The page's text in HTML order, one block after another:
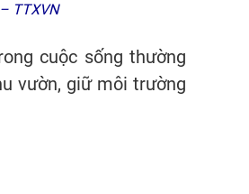
TTXVN
cuộc sống thường
vườn, giữ môi trường